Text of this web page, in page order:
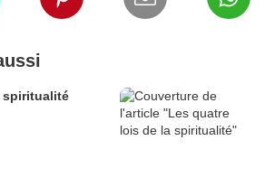
spiritualité